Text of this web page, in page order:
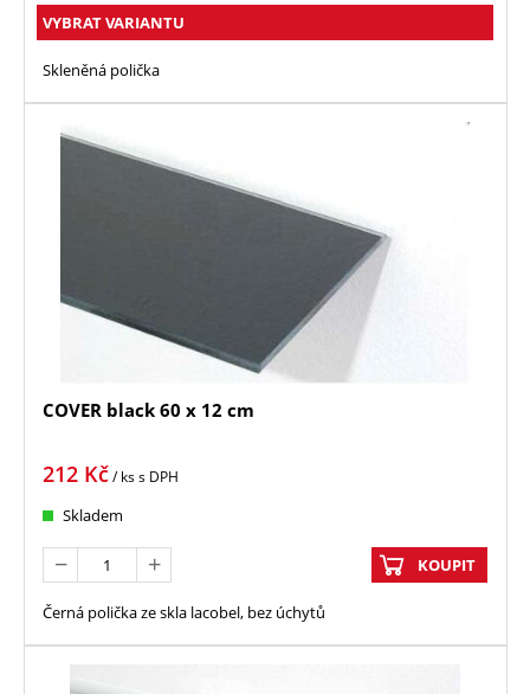
VYBRAT VARIANTU
Skleněná polička
COVER black 60 x 12 cm
212 Kč/ kss DPH
Skladem
KOUPIT
Černá polička ze skla lacobel, bez úchytů